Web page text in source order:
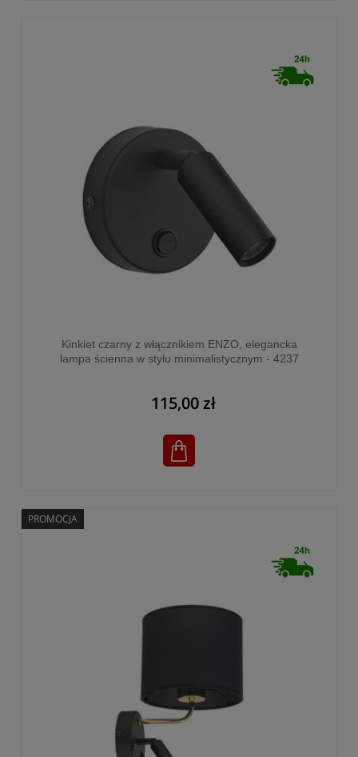
Kinkiet czarny z włącznikiem ENZO, elegancka
lampa ścienna w stylu minimalistycznym - 4237
115,00 zł
PROMOCJA